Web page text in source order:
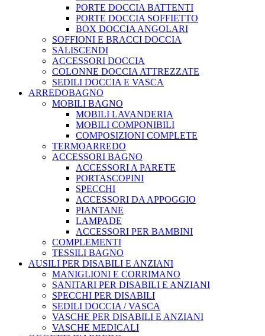
PORTE DOCCIA BATTENTI
PORTE DOCCIA SOFFIETTO
BOX DOCCIA ANGOLARI
SOFFIONI E BRACCI DOCCIA
SALISCENDI
ACCESSORI DOCCIA
COLONNE DOCCIA ATTREZZATE
SEDILI DOCCIA E VASCA
ARREDOBAGNO
MOBILI BAGNO
MOBILI LAVANDERIA
MOBILI COMPONIBILI
COMPOSIZIONI COMPLETE
TERMOARREDO
ACCESSORI BAGNO
ACCESSORI A PARETE
PORTASCOPINI
SPECCHI
ACCESSORI DA APPOGGIO
PIANTANE
LAMPADE
ACCESSORI PER BAMBINI
COMPLEMENTI
TESSILI BAGNO
AUSILI PER DISABILI E ANZIANI
MANIGLIONI E CORRIMANO
SANITARI PER DISABILI E ANZIANI
SPECCHI PER DISABILI
SEDILI DOCCIA / VASCA
VASCHE PER DISABILI E ANZIANI
VASCHE MEDICALI